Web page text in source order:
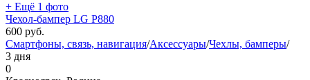
+ Ещё 1 фото
Чехол-бампер LG P880
600 руб.
Смартфоны, связь, навигация/Аксессуары/Чехлы, бамперы/
3 дня
0